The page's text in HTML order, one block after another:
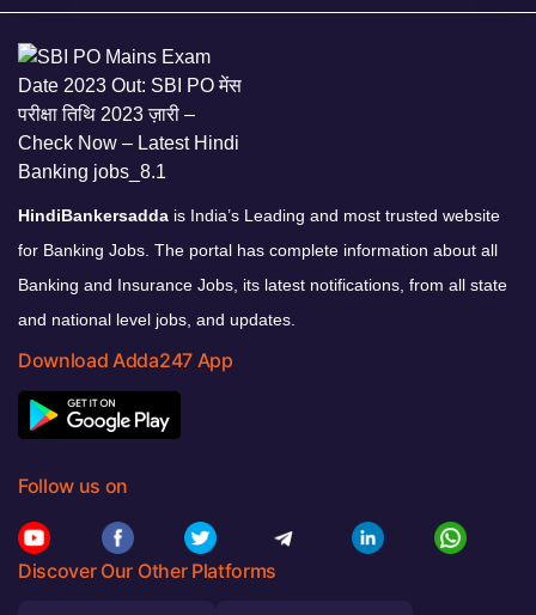
HindiBankersadda is India’s Leading and most trusted website
for Banking Jobs. The portal has complete information about all
Banking and Insurance Jobs, its latest notifications, from all state
and national level jobs, and updates.
Download Adda247 App
Follow us on
Discover Our Other Platforms